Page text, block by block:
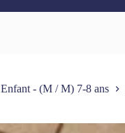
Enfant - (M / M) 7-8 ans